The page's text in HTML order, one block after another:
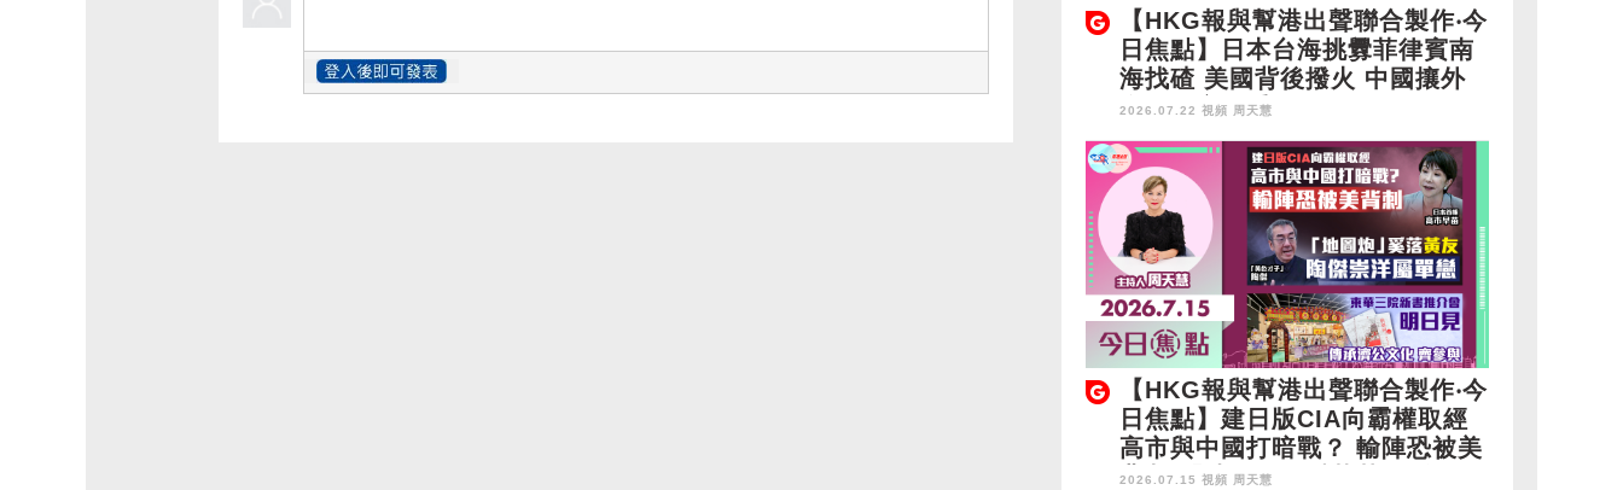
【HKG報與幫港出聲聯合製作‧今
日焦點】日本台海挑釁菲律賓南
海找碴 美國背後撥火 中國攘外
多啲嚟密啲手
2026.07.22 視頻 周天慧
【HKG報與幫港出聲聯合製作‧今
日焦點】建日版CIA向霸權取經
高市與中國打暗戰？ 輸陣恐被美
背刺 「地圖炮」奚落黃友 陶傑
2026.07.15 視頻 周天慧